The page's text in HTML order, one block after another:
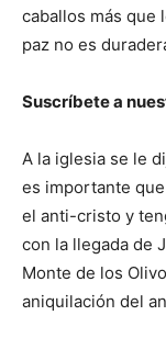
caballos más que
paz no es
Suscríbete a
A la iglesia se le
es importante
el anti-cristo y
con la llegada de
Monte de los
aniquilación del